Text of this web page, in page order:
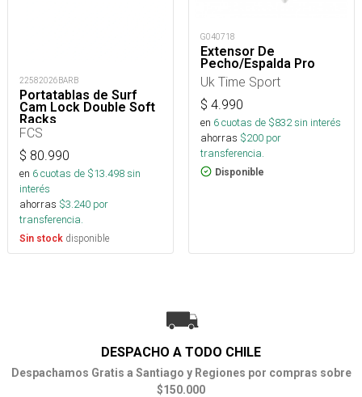
22582026BARB
Portatablas de Surf
Cam Lock Double Soft
Racks
FCS
$ 80.990
en 6cuotas de $13.498sin
interés
ahorras $3.240 por
transferencia.
Sin stock disponible
G040718
Extensor De
Pecho/Espalda Pro
Uk Time Sport
$ 4.990
en 6cuotas de $832sin interés
ahorras $200 por
transferencia.
Disponible
DESPACHO A TODO CHILE
Despachamos Gratis a Santiago y Regiones por compras sobre
$150.000